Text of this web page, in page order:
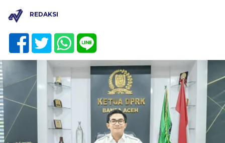
REDAKSI